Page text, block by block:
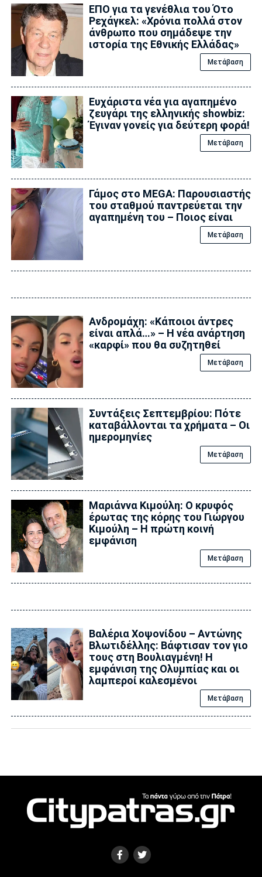
ΕΠΟ για τα γενέθλια του Ότο
Ρεχάγκελ: «Χρόνια πολλά στον
άνθρωπο που σημάδεψε την
ιστορία της Εθνικής Ελλάδας»
Μετάβαση
Ευχάριστα νέα για αγαπημένο
ζευγάρι της ελληνικής showbiz:
Έγιναν γονείς για δεύτερη φορά!
Μετάβαση
Γάμος στο MEGA: Παρουσιαστής
του σταθμού παντρεύεται την
αγαπημένη του – Ποιος είναι
Μετάβαση
Ανδρομάχη: «Κάποιοι άντρες
είναι απλά…» – Η νέα ανάρτηση
«καρφί» που θα συζητηθεί
Μετάβαση
Συντάξεις Σεπτεμβρίου: Πότε
καταβάλλονται τα χρήματα – Οι
ημερομηνίες
Μετάβαση
Μαριάννα Κιμούλη: Ο κρυφός
έρωτας της κόρης του Γιώργου
Κιμούλη – Η πρώτη κοινή
εμφάνιση
Μετάβαση
Βαλέρια Χοψονίδου – Αντώνης
Βλωτιδέλλης: Βάφτισαν τον γιο
τους στη Βουλιαγμένη! Η
εμφάνιση της Ολυμπίας και οι
λαμπεροί καλεσμένοι
Μετάβαση